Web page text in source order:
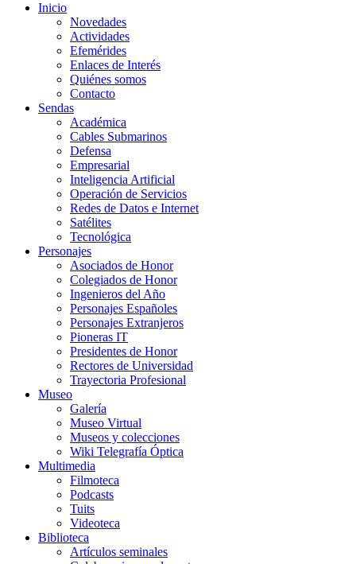
Inicio
Novedades
Actividades
Efemérides
Enlaces de Interés
Quiénes somos
Contacto
Sendas
Académica
Cables Submarinos
Defensa
Empresarial
Inteligencia Artificial
Operación de Servicios
Redes de Datos e Internet
Satélites
Tecnológica
Personajes
Asociados de Honor
Colegiados de Honor
Ingenieros del Año
Personajes Españoles
Personajes Extranjeros
Pioneras IT
Presidentes de Honor
Rectores de Universidad
Trayectoria Profesional
Museo
Galería
Museo Virtual
Museos y colecciones
Wiki Telegrafía Óptica
Multimedia
Filmoteca
Podcasts
Tuits
Videoteca
Biblioteca
Artículos seminales